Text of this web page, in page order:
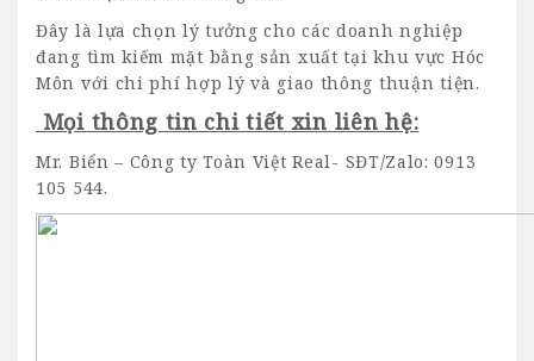
Đây là lựa chọn lý tưởng cho các doanh nghiệp
đang tìm kiếm mặt bằng sản xuất tại khu vực Hóc
Môn với chi phí hợp lý và giao thông thuận tiện.
Mọi thông tin chi tiết xin liên hệ:
Mr. Biển – Công ty Toàn Việt Real- SĐT/Zalo: 0913
105 544.